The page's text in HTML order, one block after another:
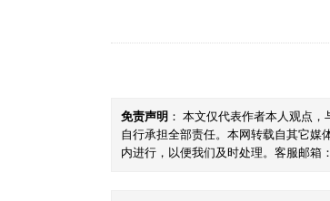
免责声明 ： 本文仅代表作者本人观点
自行承担全部责任。本网转载自其它媒
内进行，以便我们及时处理。客服邮箱